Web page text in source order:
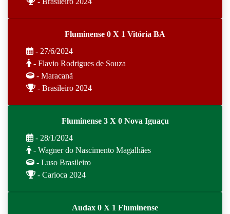
Fluminense 0 X 1 Vitória BA
- 27/6/2024
- Flavio Rodrigues de Souza
- Maracanã
- Brasileiro 2024
Fluminense 3 X 0 Nova Iguaçu
- 28/1/2024
- Wagner do Nascimento Magalhães
- Luso Brasileiro
- Carioca 2024
Audax 0 X 1 Fluminense